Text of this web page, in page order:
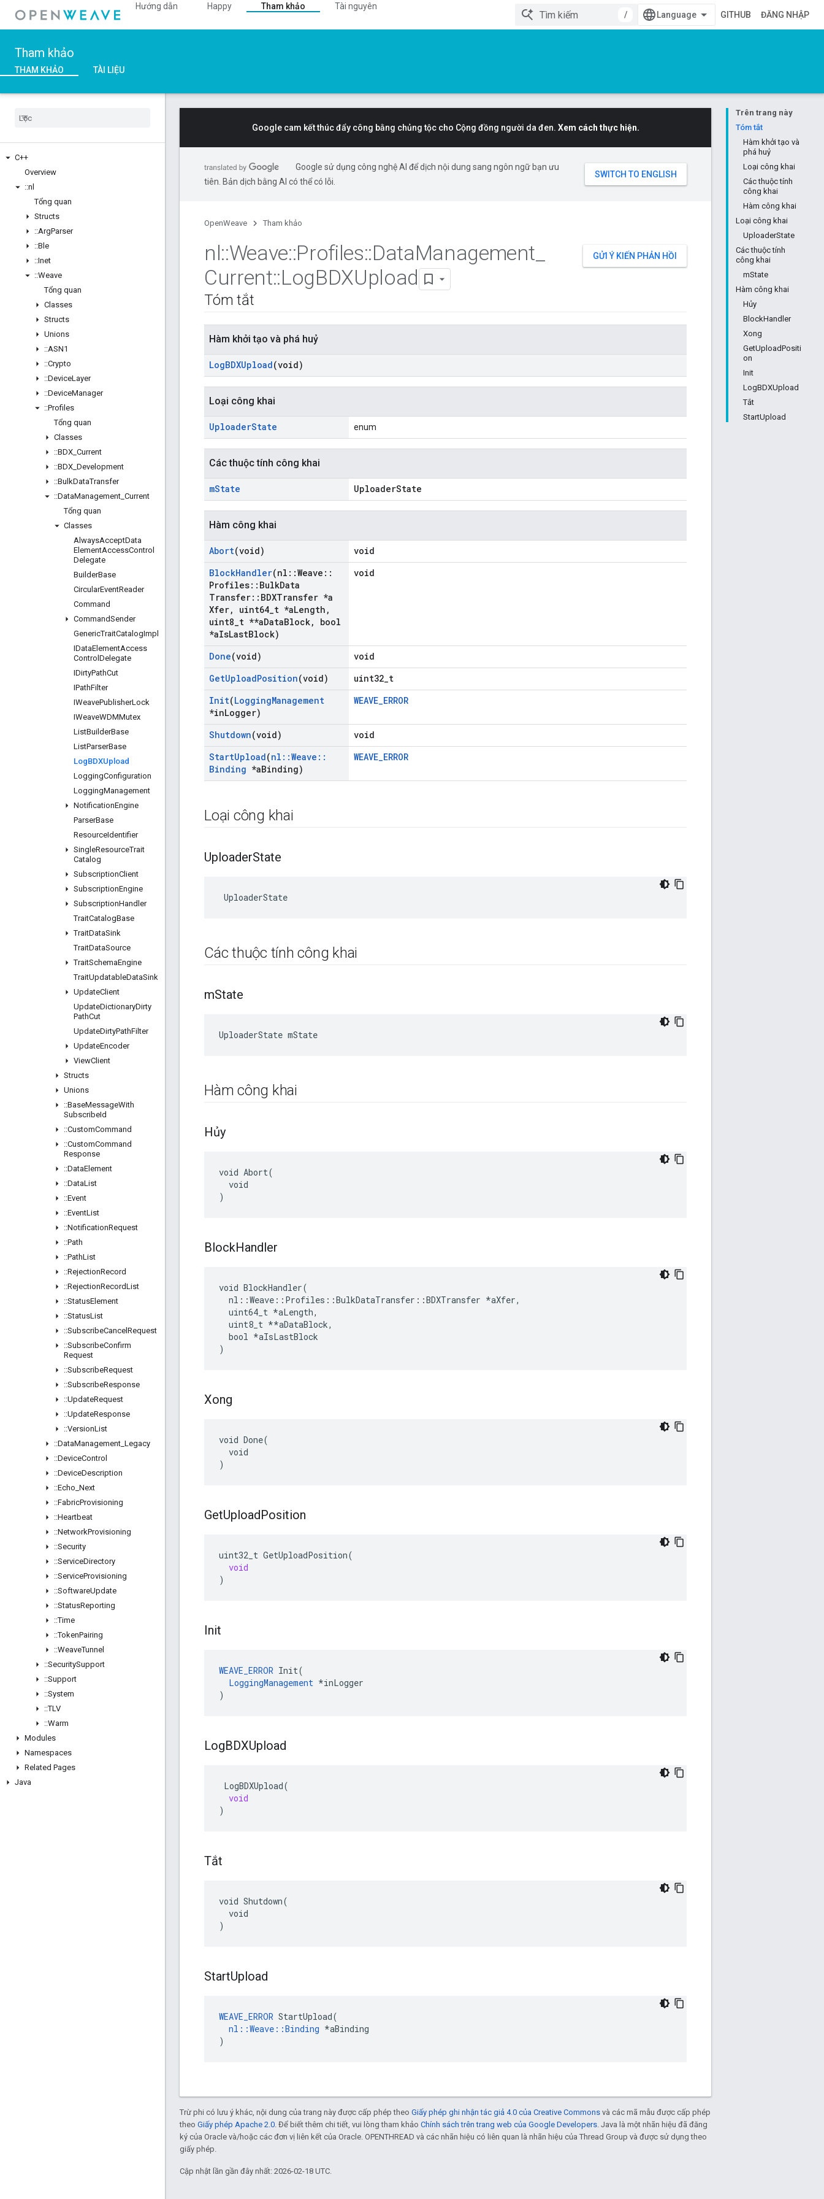
Hướng dẫn Happy Tham khảo
Tài nguyên
/
GITHUB ĐĂNG NHẬP
Tham khảo
THAM KHẢO TÀI LIỆU
C++
Overview
::nl
Tổng quan
Structs
::ArgParser
::Ble
::Inet
::Weave
Tổng quan
Classes
Structs
Unions
::ASN1
::Crypto
::DeviceLayer
::DeviceManager
::Profiles
Tổng quan
Classes
::BDX Current
::BDX Development
::BulkDataTransfer
::DataManagement Current
Tổng quan
Classes
AlwaysAcceptData
ElementAccessControl
Delegate
BuilderBase
CircularEventReader
Command
CommandSender
GenericTraitCatalogImpl
IDataElementAccess
Control Delegate
IDirtyPathCut
IPathFilter
IWeavePublisherLock
IWeaveWDMMutex
ListBuilderBase
ListParserBase
LogBDXUpload
LoggingConfiguration
LoggingManagement
NotificationEngine
ParserBase
ResourceIdentifier
SingleResourceTrait
Catalog
SubscriptionClient
SubscriptionEngine
SubscriptionHandler
TraitCatalogBase
TraitDataSink
TraitDataSource
TraitSchemaEngine
TraitUpdatableDataSink
UpdateClient
UpdateDictionaryDirty
PathCut
UpdateDirtyPathFilter
UpdateEncoder
ViewClient
Structs
Unions
::BaseMessageWith
SubscribeId
::CustomCommand
::CustomCommand
Response
::DataElement
::DataList
::Event
::EventList
::NotificationRequest
::Path
::PathList
::RejectionRecord
::RejectionRecordList
::StatusElement
::StatusList
::SubscribeCancel Request
::SubscribeConfirm
Request
::SubscribeRequest
::SubscribeResponse
::UpdateRequest
::UpdateResponse
::VersionList
::DataManagement Legacy
::DeviceControl
::DeviceDescription
::Echo Next
::FabricProvisioning
::Heartbeat
::NetworkProvisioning
::Security
::ServiceDirectory
::ServiceProvisioning
::SoftwareUpdate
::StatusReporting
::Time
::TokenPairing
::WeaveTunnel
::SecuritySupport
::Support
::System
::TLV
::Warm
Modules
Namespaces
Related Pages
Java
Trên trang này
Tóm tắt
Hàm khởi tạo và
phá huỷ
Loại công khai
Các thuộc tính
công khai
Hàm công khai
Loại công khai
UploaderState
Các thuộc tính
công khai
mState
Hàm công khai
Hủy
BlockHandler
Xong
GetUploadPositi
on
Init
LogBDXUpload
Tắt
StartUpload
Google cam kết thúc đẩy công bằng chủng tộc cho Cộng đồng người da đen. Xem cách thực hiện.
Google sử dụng công nghệ AI để dịch nội dung sang ngôn ngữ bạn ưu
tiên. Bản dịch bằng AI có thể có lỗi.
OpenWeave Tham khảo
GỬI Ý KIẾN PHẢN HỒI
nl::Weave::Profiles::DataManagement
Current::LogBDXUpload
Tóm tắt
Hàm khởi tạo và phá huỷ
LogBDXUpload(void)
Loại công khai
UploaderState enum
Các thuộc tính công khai
mState UploaderState
Hàm công khai
Abort(void)
void
BlockHandler(nl ::Weave ::
Profiles:: BulkData
Transfer:: BDXTransfer *a
Xfer, uint64 t *aLength ,
uint8 t **aDataBlock,
bool
*aIsLastBlock)
void
Done(void)
void
GetUploadPosition(void)
uint32_t
Init(LoggingManagement
*inLogger)
WEAVE_ERROR
Shutdown(void)
void
StartUpload(nl ::Weave ::
Binding *aBinding)
WEAVE_ERROR
Loại công khai
UploaderState
UploaderState
Các thuộc tính công khai
mState
UploaderState mState
Hàm công khai
Hủy
void Abort(
  void
)
BlockHandler
void BlockHandler(
  nl::Weave::Profiles::BulkDataTransfer::BDXTransfer *aXfer,
  uint64_t
*aLength,
  uint8_t *
*aDataBlock,
  bool *aIsLastBlock
)
Xong
void Done(
  void
)
GetUploadPosition
uint32_t GetUploadPosition(
void
)
Init
WEAVE_ERROR Init(
LoggingManagement *inLogger
)
LogBDXUpload
LogBDXUpload(
void
)
Tắt
void Shutdown(
  void
)
StartUpload
WEAVE_ERROR StartUpload(
nl ::Weave ::Binding *aBinding
)
Trừ phi có lưu ý khác, nội dung của trang này được cấp phép theo Giấy phép ghi nhận tác giả 4.0 của Creative Commons và các mã mẫu được cấp phép
theo Giấy phép Apache 2.0. Để biết thêm chi tiết, vui lòng tham khảo Chính sách trên trang web của Google Developers. Java là một nhãn hiệu đã đăng
ký của Oracle và/hoặc các đơn vị liên kết của Oracle. OPENTHREAD và các nhãn hiệu có liên quan là nhãn hiệu của Thread Group và được sử dụng theo
giấy phép.
Cập nhật lần gần đây nhất: 2026-02-18 UTC.